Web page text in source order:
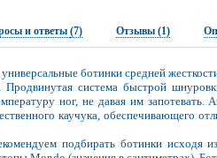
и ответы (7) Отзывы (1)
ботинки средней
Продвинутая система быстрой
ног, не давая им
каучука, обеспечивающего
подбирать ботинки исходя из